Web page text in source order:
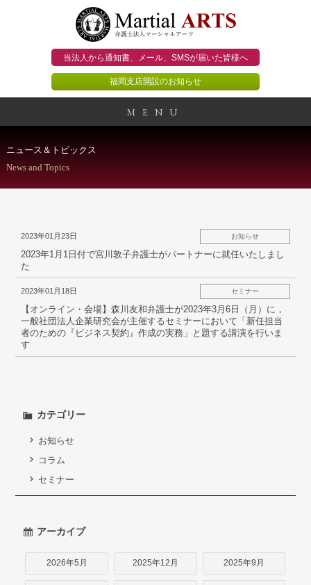
当法人から通知書、メール、 SMSが届いた皆様へ
福岡支店開設のお知らせ
MENU
事務所概要
個人のお客様
弁護士紹介
お問い合わせ
採用情報
個人情報保護方針
ニュース＆トピックス
News and Topics
2023年01月23日 お知らせ
2023年1月1日付で宮川敦子弁護士がパートナーに就任いたしまし
た
2023年01月18日 セミナー
【オンライン・会場】森川友和弁護士が2023年3月6日（月）に，
一般社団法人企業研究会が主催するセミナーにおいて「新任担当
者のための『ビジネス契約』作成の実務」と題する講演を行いま
す
カテゴリー
お知らせ
コラム
セミナー
アーカイブ
2026年5月 2025年12月 2025年9月